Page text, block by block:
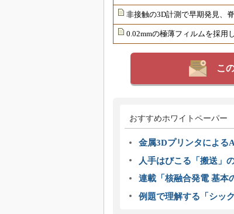
非接触の3D計測で早期発見、
0.02mmの極薄フィルムを採用
こ
おすすめホワイトペーパー
金属3Dプリンタによる
人手はびこる「搬送」
連載「核融合発電 基本
例題で理解する「シッ